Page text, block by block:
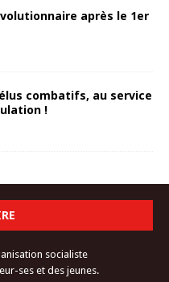
après le 1er
combatifs, au service
!
socialiste
ses et des jeunes.